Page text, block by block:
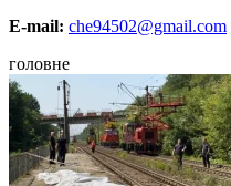
E-mail: che94502@gmail.com
головне